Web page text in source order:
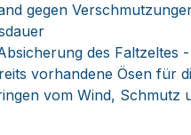
gegen
des Faltzeltes
vorhandene Ösen für
vom Wind, Schmutz